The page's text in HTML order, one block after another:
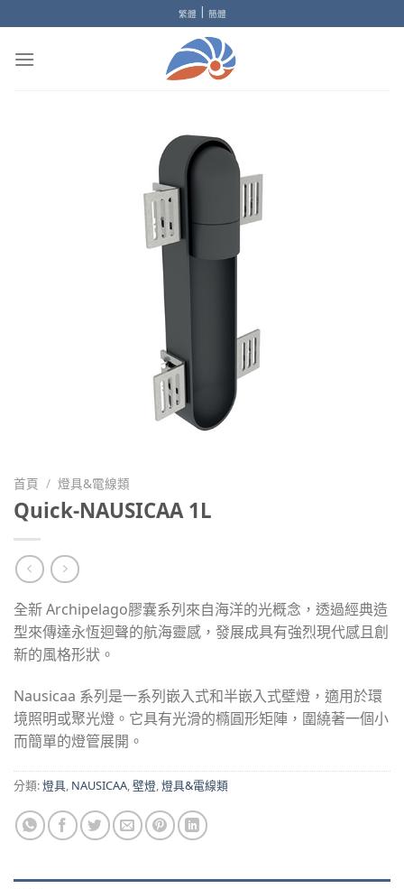
to
content
繁體 | 簡體
首頁 / 燈具&電線類
Quick-NAUSICAA 1L
全新 Archipelago膠囊系列來自海洋的光概念，透過經典造
型來傳達永恆迴聲的航海靈感，發展成具有強烈現代感且創
新的風格形狀。
Nausicaa 系列是一系列嵌入式和半嵌入式壁燈，適用於環
境照明或聚光燈。它具有光滑的橢圓形矩陣，圍繞著一個小
而簡單的燈管展開。
分類:燈具, NAUSICAA,壁燈,燈具&電線類